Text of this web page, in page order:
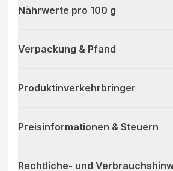
Nährwerte pro 100 g
Verpackung & Pfand
Produktinverkehrbringer
Preisinformationen & Steuern
Rechtliche- und